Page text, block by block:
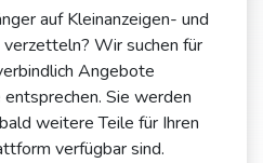
auf Kleinanzeigen- und
Wir suchen für
Angebote
entsprechen. Sie werden
weitere Teile für Ihren
verfügbar sind.